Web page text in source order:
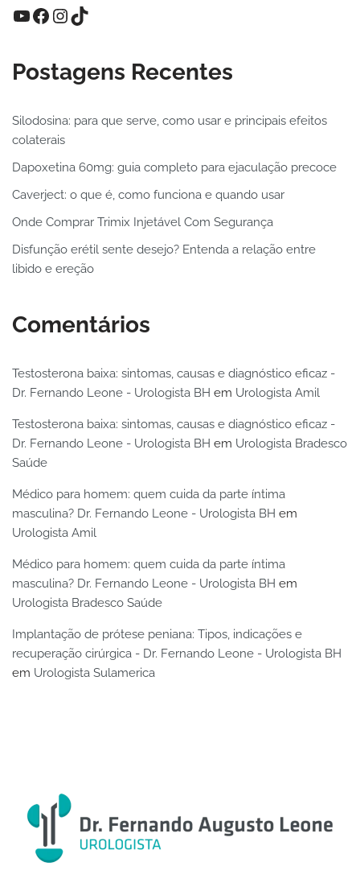
Postagens Recentes
Silodosina: para que serve, como usar e principais efeitos
colaterais
Dapoxetina 60mg: guia completo para ejaculação precoce
Caverject: o que é, como funciona e quando usar
Onde Comprar Trimix Injetável Com Segurança
Disfunção erétil sente desejo? Entenda a relação entre
libido e ereção
Comentários
Testosterona baixa: sintomas, causas e diagnóstico eficaz -
Dr. Fernando Leone - Urologista BH em Urologista Amil
Testosterona baixa: sintomas, causas e diagnóstico eficaz -
Dr. Fernando Leone - Urologista BH em Urologista Bradesco
Saúde
Médico para homem: quem cuida da parte íntima
masculina? Dr. Fernando Leone - Urologista BH em
Urologista Amil
Médico para homem: quem cuida da parte íntima
masculina? Dr. Fernando Leone - Urologista BH em
Urologista Bradesco Saúde
Implantação de prótese peniana: Tipos, indicações e
recuperação cirúrgica - Dr. Fernando Leone - Urologista BH
em Urologista Sulamerica